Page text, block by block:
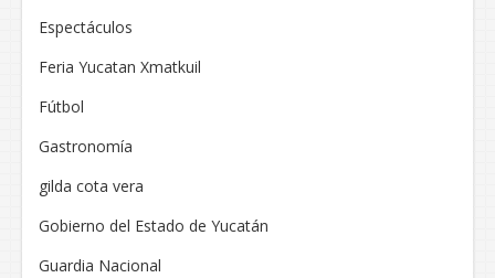
Espectáculos
Feria Yucatan Xmatkuil
Fútbol
Gastronomía
gilda cota vera
Gobierno del Estado de Yucatán
Guardia Nacional